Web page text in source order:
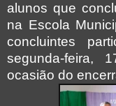
alunos que
na Escola
concluintes
segunda-feira,
ocasião do